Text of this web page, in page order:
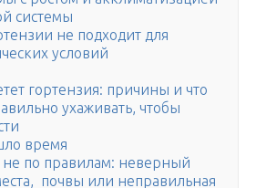
системы
не подходит для
условий
гортензия: причины и что
ухаживать, чтобы
время
не по правилам: неверный
почвы или неправильная